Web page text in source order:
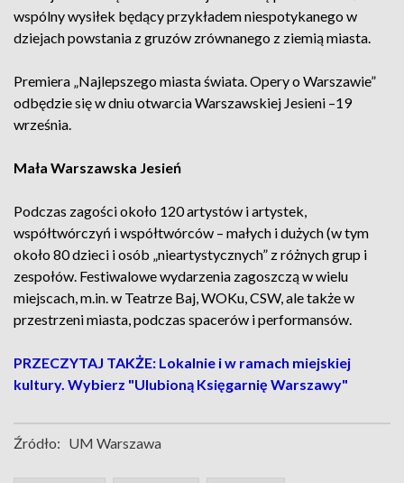
wspólny wysiłek będący przykładem niespotykanego w
dziejach powstania z gruzów zrównanego z ziemią miasta.
Premiera „Najlepszego miasta świata. Opery o Warszawie”
odbędzie się w dniu otwarcia Warszawskiej Jesieni –19
września.
Mała Warszawska Jesień
Podczas zagości około 120 artystów i artystek,
współtwórczyń i współtwórców – małych i dużych (w tym
około 80 dzieci i osób „nieartystycznych” z różnych grup i
zespołów. Festiwalowe wydarzenia zagoszczą w wielu
miejscach, m.in. w Teatrze Baj, WOKu, CSW, ale także w
przestrzeni miasta, podczas spacerów i performansów.
PRZECZYTAJ TAKŻE: Lokalnie i w ramach miejskiej
kultury. Wybierz "Ulubioną Księgarnię Warszawy"
Źródło: UM Warszawa